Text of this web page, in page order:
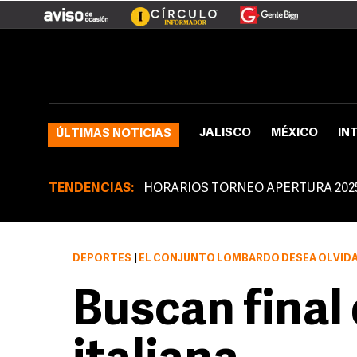
ÚLTIMAS NOTICIAS JALISCO MÉXICO
TENDENCIAS: HORARIOS TORNEO APERTURA
DEPORTES EL CONJUNTO LOMBARDO DESEA OLVIDAR RÁPIDO LA DERROTA
Buscan final